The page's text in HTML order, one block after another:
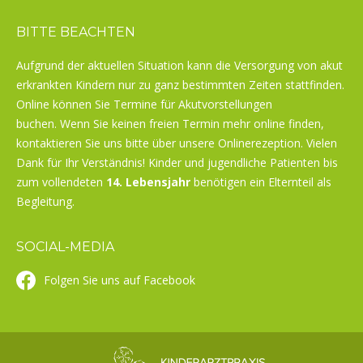
BITTE BEACHTEN
Aufgrund der aktuellen Situation kann die Versorgung von akut
erkrankten Kindern nur zu ganz bestimmten Zeiten stattfinden.
Online können Sie Termine für Akutvorstellungen
buchen. Wenn Sie keinen freien Termin mehr online finden,
kontaktieren Sie uns bitte über unsere Onlinerezeption. Vielen
Dank für Ihr Verständnis! Kinder und jugendliche Patienten bis
zum vollendeten 14. Lebensjahr benötigen ein Elternteil als
Begleitung.
SOCIAL-MEDIA
Folgen Sie uns auf Facebook